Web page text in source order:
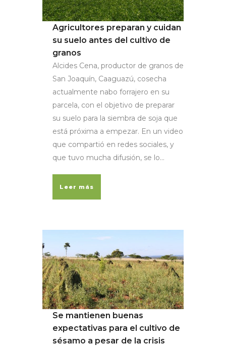
Agricultores preparan y cuidan
su suelo antes del cultivo de
granos
Alcides Cena, productor de granos de
San Joaquín, Caaguazú, cosecha
actualmente nabo forrajero en su
parcela, con el objetivo de preparar
su suelo para la siembra de soja que
está próxima a empezar. En un video
que compartió en redes sociales, y
que tuvo mucha difusión, se lo...
Leer más
Se mantienen buenas
expectativas para el cultivo de
sésamo a pesar de la crisis